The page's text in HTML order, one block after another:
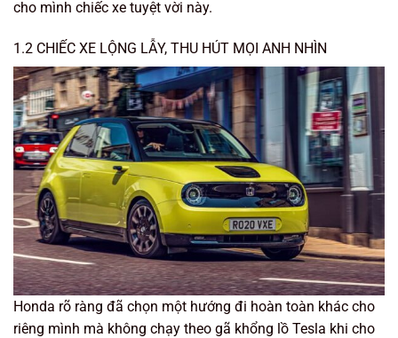
cho mình chiếc xe tuyệt vời này.
1.2 CHIẾC XE LỘNG LẪY, THU HÚT MỌI ANH NHÌN
Honda rõ ràng đã chọn một hướng đi hoàn toàn khác cho
riêng mình mà không chạy theo gã khổng lồ Tesla khi cho